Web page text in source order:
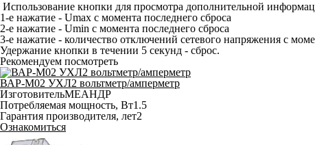
Использование кнопки для просмотра дополнительной
1-е нажатие - Umax с момента последнего сброса
2-е нажатие - Umin с момента последнего сброса
3-е нажатие - количество отключений сетевого напряжения с
Удержание кнопки в течении 5 секунд - сброс.
Рекомендуем посмотреть
ВАР-М02 УХЛ2 вольтметр/амперметр
ИзготовительМЕАНДР
Потребляемая мощность, Вт1.5
Гарантия производителя, лет2
Ознакомиться